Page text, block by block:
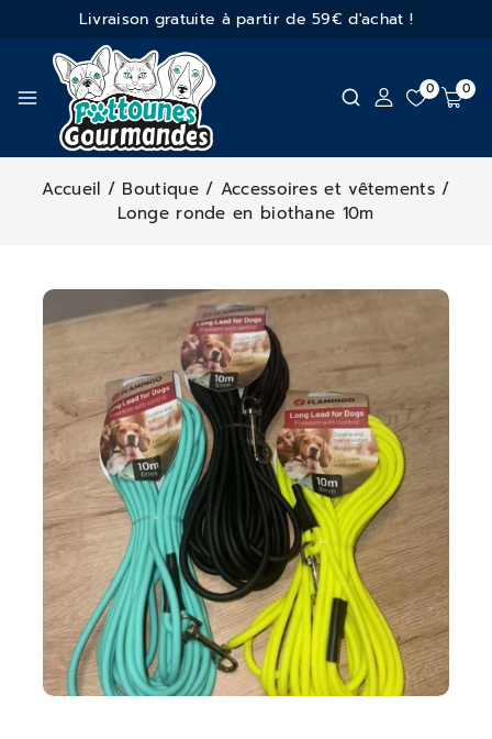
Livraison gratuite à partir de 59€ d'achat !
0 0
Accueil / Boutique / Accessoires et vêtements /
Longe ronde en biothane 10m